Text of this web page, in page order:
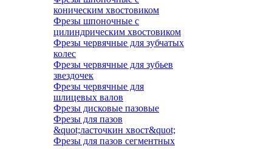
коническим хвостовиком
Фрезы шпоночные с
цилиндрическим хвостовиком
Фрезы червячные для зубчатых
колес
Фрезы червячные для зубьев
звездочек
Фрезы червячные для
шлицевых валов
Фрезы дисковые пазовые
Фрезы для пазов
&quot;ласточкин хвост&quot;
Фрезы для пазов сегментных